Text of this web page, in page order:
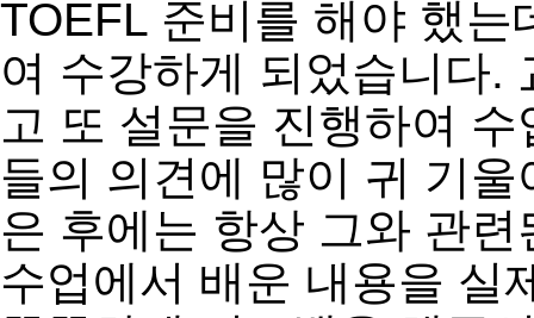
TOEFL 준비를 해야 했
여 수강하게 되었습니다.
고 또 설문을 진행하여
들의 의견에 많이 귀 기
은 후에는 항상 그와 관
수업에서 배운 내용을 실